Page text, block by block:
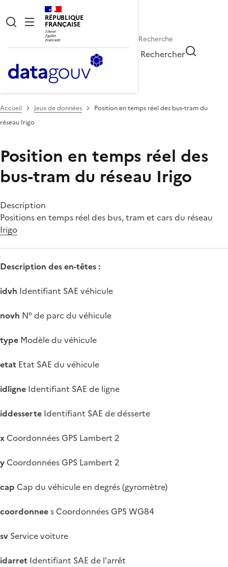
RÉPUBLIQUE
FRANÇAISE
Rechercher
Accueil Jeux de données
Position en temps réel des bus-tram du
réseau Irigo
Position en temps réel des
bus-tram du réseau Irigo
Description
Positions en temps réel des bus, tram et cars du réseau
Irigo
Description des en-têtes :
idvh Identifiant SAE véhicule
novh N° de parc du véhicule
type Modèle du véhicule
etat Etat SAE du véhicule
idligne Identifiant SAE de ligne
iddesserte Identifiant SAE de désserte
x Coordonnées GPS Lambert 2
y Coordonnées GPS Lambert 2
cap Cap du véhicule en degrés (gyromètre)
coordonnees Coordonnées GPS WG84
sv Service voiture
idarret Identifiant SAE de l'arrêt